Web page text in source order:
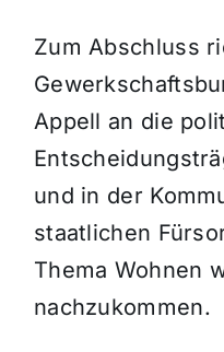
Zum Abschluss
Appell an die
und in der
staatlichen
Thema Wohnen
nachzukommen.